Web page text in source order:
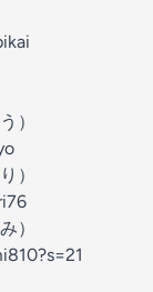
う）
り）
み）